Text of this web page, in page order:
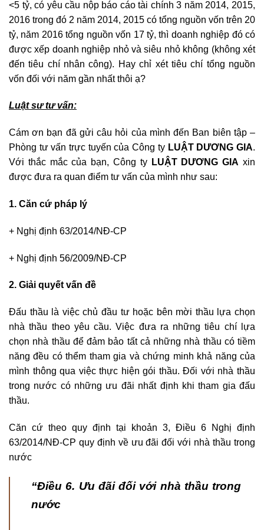
<5 tỷ, có yêu cầu nộp báo cáo tài chính 3 năm 2014, 2015,
2016 trong đó 2 năm 2014, 2015 có tổng nguồn vốn trên 20
tỷ, năm 2016 tổng nguồn vốn 17 tỷ, thì doanh nghiệp đó có
được xếp doanh nghiệp nhỏ và siêu nhỏ không (không xét
đến tiêu chí nhân công). Hay chỉ xét tiêu chí tổng nguồn
vốn đối với năm gần nhất thôi ạ?
Luật sư tư vấn:
Cám ơn bạn đã gửi câu hỏi của mình đến Ban biên tập –
Phòng tư vấn trực tuyến của Công ty LUẬT DƯƠNG GIA.
Với thắc mắc của bạn, Công ty LUẬT DƯƠNG GIA xin
được đưa ra quan điểm tư vấn của mình như sau:
1. Căn cứ pháp lý
+ Nghị định 63/2014/NĐ-CP
+ Nghị định 56/2009/NĐ-CP
2. Giải quyết vấn đề
Đấu thầu là việc chủ đầu tư hoặc bên mời thầu lựa chọn
nhà thầu theo yêu cầu. Việc đưa ra những tiêu chí lựa
chọn nhà thầu để đảm bảo tất cả những nhà thầu có tiềm
năng đều có thểm tham gia và chứng minh khả năng của
mình thông qua việc thực hiện gói thầu. Đối với nhà thầu
trong nước có những ưu đãi nhất định khi tham gia đấu
thầu.
Căn cứ theo quy định tại khoản 3, Điều 6 Nghị định
63/2014/NĐ-CP quy định về ưu đãi đối với nhà thầu trong
nước
“Điều 6. Ưu đãi đối với nhà thầu trong
nước